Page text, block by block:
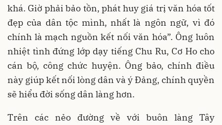
khá. Giờ phải bảo tồn, phát huy giá trị văn hóa tốt
đẹp của dân tộc mình, nhất là ngôn ngữ, vì đó
chính là mạch nguồn kết nối văn hóa”. Ông luôn
nhiệt tình đứng lớp dạy tiếng Chu Ru, Cơ Ho cho
cán bộ, công chức huyện. Ông bảo, chính điều
này giúp kết nối lòng dân và ý Đảng, chính quyền
sẽ hiểu đời sống dân làng hơn.
Trên các nẻo đường về với buôn làng Tây